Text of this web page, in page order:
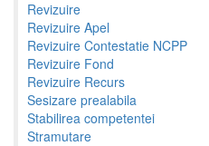
Revizuire
Revizuire Apel
Revizuire Contestatie NCPP
Revizuire Fond
Revizuire Recurs
Sesizare prealabila
Stabilirea competentei
Stramutare